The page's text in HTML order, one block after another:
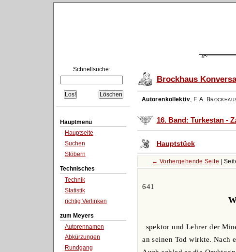
Schnellsuche:
Hauptmenü
Hauptseite
Suchen
Stöbern
Technisches
Technik
Statistik
richtig Verlinken
zum Meyers
Autorennamen
Abkürzungen
Rundgang
Brockhaus
Autorenkollektiv, F. A.
16. Band: Turkestan -
Hauptstück
← Vorhergehende Seite |
641
spektor und Lehrer der
an seinen Tod wirkte. Nach